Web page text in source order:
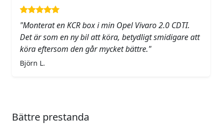
"Monterat en KCR box i min Opel Vivaro 2.0 CDTI.
Det är som en ny bil att köra, betydligt smidigare att
köra eftersom den går mycket bättre."
Björn L.
Bättre prestanda